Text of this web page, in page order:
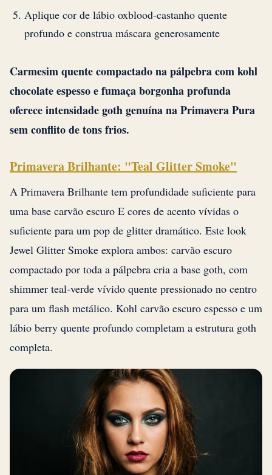
Aplique cor de lábio oxblood-castanho quente
profundo e construa máscara generosamente
Carmesim quente compactado na pálpebra com kohl
chocolate espesso e fumaça borgonha profunda
oferece intensidade goth genuína na Primavera Pura
sem conflito de tons frios.
Primavera Brilhante: "Teal Glitter Smoke"
A Primavera Brilhante tem profundidade suficiente para
uma base carvão escuro E cores de acento vívidas o
suficiente para um pop de glitter dramático. Este look
Jewel Glitter Smoke explora ambos: carvão escuro
compactado por toda a pálpebra cria a base goth, com
shimmer teal-verde vívido quente pressionado no centro
para um flash metálico. Kohl carvão escuro espesso e um
lábio berry quente profundo completam a estrutura goth
completa.